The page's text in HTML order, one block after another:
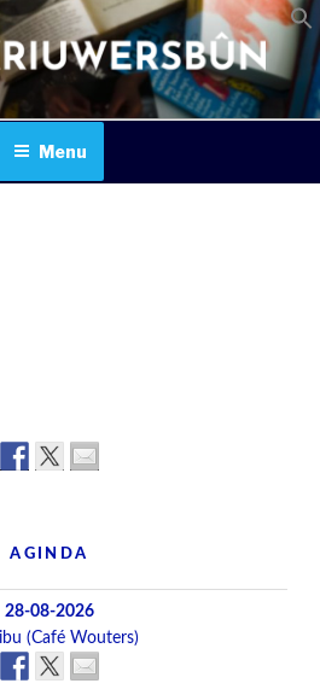
Menu
AGINDA
28-08-2026
(Café Wouters)